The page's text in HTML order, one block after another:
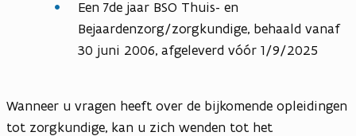
Een 7de jaar BSO Thuis- en
Bejaardenzorg/zorgkundige, behaald vanaf
30 juni 2006, afgeleverd vóór 1/9/2025
Wanneer u vragen heeft over de bijkomende opleidingen
tot zorgkundige, kan u zich wenden tot het